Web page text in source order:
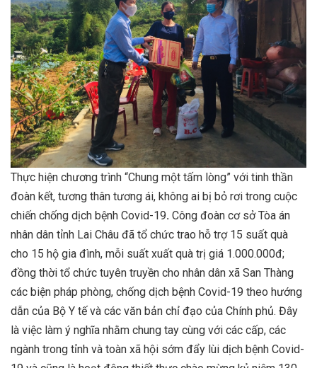
Thực hiện chương trình “Chung một tấm lòng” với tinh thần
đoàn kết, tương thân tương ái, không ai bị bỏ rơi trong cuộc
chiến chống dịch bệnh Covid-19. Công đoàn cơ sở Tòa án
nhân dân tỉnh Lai Châu đã tổ chức trao hỗ trợ 15 suất quà
cho 15 hộ gia đình, mỗi suất xuất quà trị giá 1.000.000đ;
đồng thời tổ chức tuyên truyền cho nhân dân xã San Thàng
các biện pháp phòng, chống dịch bệnh Covid-19 theo hướng
dẫn của Bộ Y tế và các văn bản chỉ đạo của Chính phủ. Đây
là việc làm ý nghĩa nhằm chung tay cùng với các cấp, các
ngành trong tỉnh và toàn xã hội sớm đẩy lùi dịch bệnh Covid-